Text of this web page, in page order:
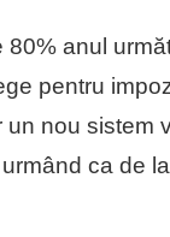
anul
pentru
un nou sistem
ca de